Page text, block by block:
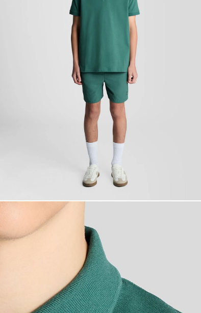
homme porte un polo en coton dans les Everglades